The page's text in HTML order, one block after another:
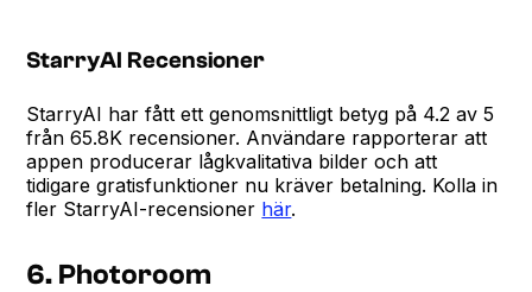
StarryAI Recensioner
StarryAI har fått ett genomsnittligt betyg på 4.2 av 5
från 65.8K recensioner. Användare rapporterar att
appen producerar lågkvalitativa bilder och att
tidigare gratisfunktioner nu kräver betalning. Kolla in
fler StarryAI-recensioner här.
6. Photoroom